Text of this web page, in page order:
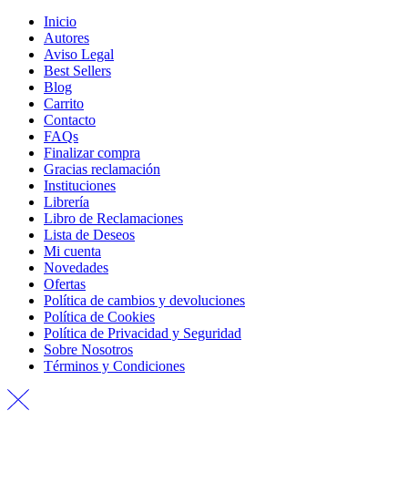
Inicio
Autores
Aviso Legal
Best Sellers
Blog
Carrito
Contacto
FAQs
Finalizar compra
Gracias reclamación
Instituciones
Librería
Libro de Reclamaciones
Lista de Deseos
Mi cuenta
Novedades
Ofertas
Política de cambios y devoluciones
Política de Cookies
Política de Privacidad y Seguridad
Sobre Nosotros
Términos y Condiciones